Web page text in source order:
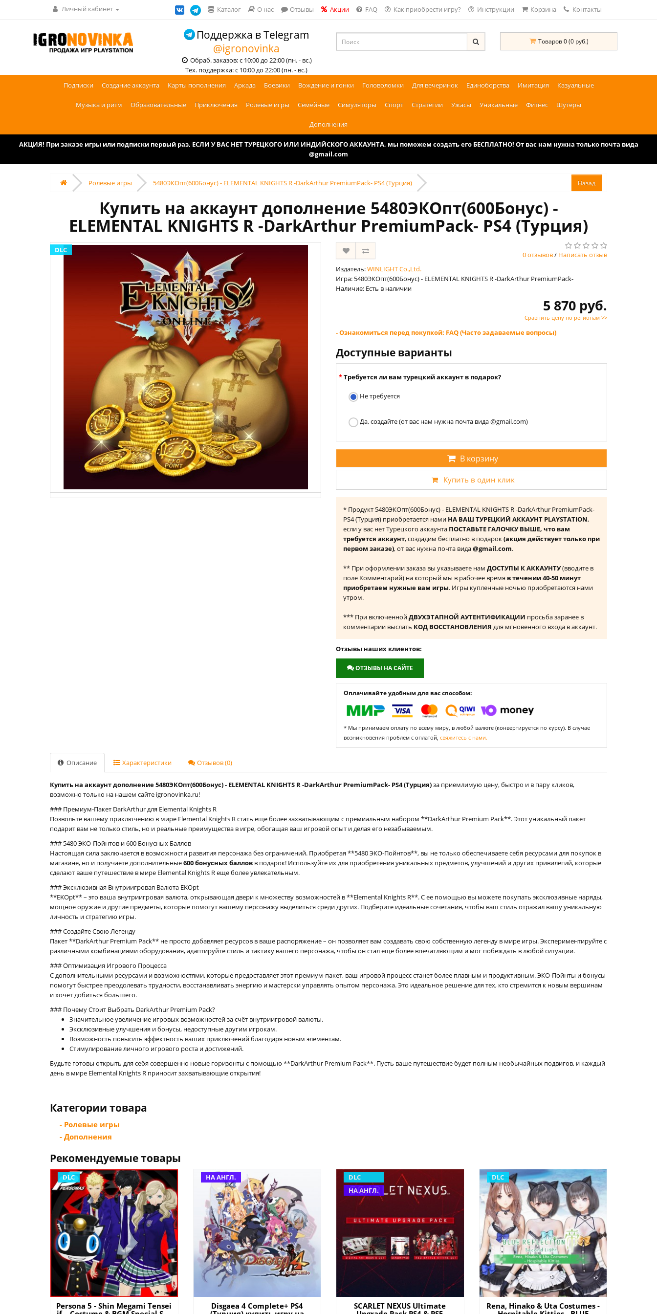
Личный кабинет Каталог О нас Отзывы Акции FAQ Как приобрести игру? Инструкции Корзина Контакты
Поддержка в Telegram
@igronovinka
Обраб. заказов: с 10:00 до 22:00 (пн. - вс.)
Тех. поддержка: с 10:00 до 22:00 (пн. - вс.)
Товаров 0 (0 руб.)
Подписки Создание аккаунта Карты пополнения Аркада Боевики Вождение и гонки Головоломки Для вечеринок Единоборства Имитация Казуальные
Музыка и ритм Образовательные Приключения Ролевые игры Семейные Симуляторы Спорт Стратегии Ужасы Уникальные Фитнес Шутеры
Дополнения
АКЦИЯ! При заказе игры или подписки первый раз, ЕСЛИ У ВАС НЕТ ТУРЕЦКОГО ИЛИ ИНДИЙСКОГО АККАУНТА, мы поможем создать его БЕСПЛАТНО! От вас нам нужна только почта вида
@gmail.com
Ролевые игры 5480ЭКОпт(600Бонус) - ELEMENTAL KNIGHTS R -DarkArthur PremiumPack- PS4 (Турция)
Купить на аккаунт дополнение 5480ЭКОпт(600Бонус) -
ELEMENTAL KNIGHTS R -DarkArthur PremiumPack- PS4 (Турция)
DLC
0 отзывов/ Написать отзыв
Издатель:WINLIGHT Co.,Ltd.
Игра: 5480ЭКОпт(600Бонус) - ELEMENTAL KNIGHTS R -DarkArthur PremiumPack-
Наличие: Есть в наличии
5 870 руб.
Сравнить цену по регионам >>
- Ознакомиться перед покупкой: FAQ (Часто задаваемые вопросы)
Доступные варианты
Требуется ли вам турецкий аккаунт в подарок?
Не требуется
Да, создайте (от вас нам нужна почта вида @gmail.com)
В корзину
Купить в один клик
* Продукт 5480ЭКОпт(600Бонус) - ELEMENTAL KNIGHTS R -DarkArthur PremiumPack-
PS4 (Турция) приобретается нами НА ВАШ ТУРЕЦКИЙ АККАУНТ PLAYSTATION,
если у вас нет Турецкого аккаунта ПОСТАВЬТЕ ГАЛОЧКУ ВЫШЕ, что вам
требуется аккаунт, создадим бесплатно в подарок(акция действует только при
первом заказе), от вас нужна почта вида@gmail.com.
** При оформлении заказа вы указываете нам ДОСТУПЫ К АККАУНТУ(вводите в
поле Комментарий) на который мы в рабочее время в течении 40-50 минут
приобретаем нужные вам игры. Игры купленные ночью приобретаются нами
утром.
*** При включеннойДВУХЭТАПНОЙ АУТЕНТИФИКАЦИИ просьба заранее в
комментарии выслать КОД ВОССТАНОВЛЕНИЯ для мгновенного входа в аккаунт.
Отзывы наших клиентов:
ОТЗЫВЫ НА САЙТЕ
Оплачивайте удобным для вас способом:
* Мы принимаем оплату по всему миру, в любой валюте (конвертируется по курсу). В случае
возникновения проблем с оплатой, свяжитесь с нами.
Описание Характеристики Отзывов (0)
Купить на аккаунт дополнение 5480ЭКОпт(600Бонус) - ELEMENTAL KNIGHTS R -DarkArthur PremiumPack- PS4 (Турция)за приемлимую цену, быстро и в пару кликов,
возможно только на нашем сайте igronovinka.ru!
### Премиум-Пакет DarkArthur для Elemental Knights R
Позвольте вашему приключению в мире Elemental Knights R стать еще более захватывающим с премиальным набором **DarkArthur Premium Pack**. Этот уникальный пакет
подарит вам не только стиль, но и реальные преимущества в игре, обогащая ваш игровой опыт и делая его незабываемым.
### 5480 ЭКО-Пойнтов и 600 Бонусных Баллов
Настоящая сила заключается в возможности развития персонажа без ограничений. Приобретая **5480 ЭКО-Пойнтов**, вы не только обеспечиваете себя ресурсами для покупок в
магазине, но и получаете дополнительные600 бонусных баллов в подарок! Используйте их для приобретения уникальных предметов, улучшений и других привилегий, которые
сделают ваше путешествие в мире Elemental Knights R еще более увлекательным.
### Эксклюзивная Внутриигровая Валюта EKOpt
**EKOpt** – это ваша внутриигровая валюта, открывающая двери к множеству возможностей в **Elemental Knights R**. С ее помощью вы можете покупать эксклюзивные наряды,
мощное оружие и другие предметы, которые помогут вашему персонажу выделиться среди других. Подберите идеальные сочетания, чтобы ваш стиль отражал вашу уникальную
личность и стратегию игры.
### Создайте Свою Легенду
Пакет **DarkArthur Premium Pack** не просто добавляет ресурсов в ваше распоряжение – он позволяет вам создавать свою собственную легенду в мире игры. Экспериментируйте с
различными комбинациями оборудования, адаптируйте стиль и тактику вашего персонажа, чтобы он стал еще более впечатляющим и мог побеждать в любой ситуации.
### Оптимизация Игрового Процесса
С дополнительными ресурсами и возможностями, которые предоставляет этот премиум-пакет, ваш игровой процесс станет более плавным и продуктивным. ЭКО-Пойнты и бонусы
помогут быстрее преодолевать трудности, восстанавливать энергию и мастерски управлять опытом персонажа. Это идеальное решение для тех, кто стремится к новым вершинам
и хочет добиться большего.
### Почему Стоит Выбрать DarkArthur Premium Pack?
Значительное увеличение игровых возможностей за счёт внутриигровой валюты.
Эксклюзивные улучшения и бонусы, недоступные другим игрокам.
Возможность повысить эффектность ваших приключений благодаря новым элементам.
Стимулирование личного игрового роста и достижений.
Будьте готовы открыть для себя совершенно новые горизонты с помощью **DarkArthur Premium Pack**. Пусть ваше путешествие будет полным необычайных подвигов, и каждый
день в мире Elemental Knights R приносит захватывающие открытия!
Категории товара
- Ролевые игры
- Дополнения
Рекомендуемые товары
DLC
Persona 5 - Shin Megami Tensei
НА АНГЛ.
Disgaea 4 Complete+ PS4
DLC
НА АНГЛ.
SCARLET NEXUS Ultimate
DLC
Rena, Hinako & Uta Costumes -